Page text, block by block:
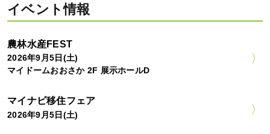
イベント情報
農林水産FEST
2026年9月5日(土)
マイドームおおさか 2F 展示ホールD
マイナビ移住フェア
2026年9月5日(土)